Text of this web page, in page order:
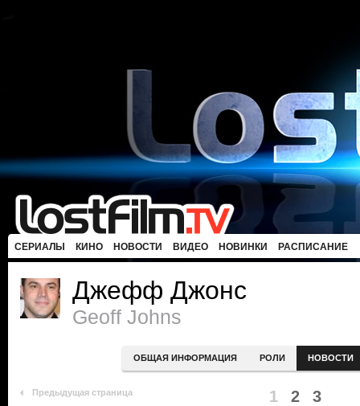
СЕРИАЛЫ КИНО НОВОСТИ ВИДЕО НОВИНКИ РАСПИСАНИЕ
Джефф Джонс
Geoff Johns
ОБЩАЯ ИНФОРМАЦИЯ РОЛИ НОВОСТИ
Предыдущая страница 1 2 3